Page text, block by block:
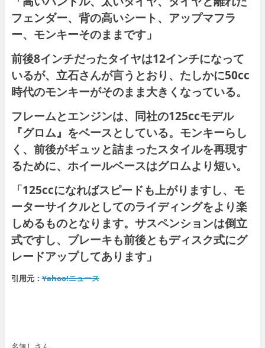
フェンダー、背の高いシート、アップマフラ
ー、モンキーそのままです」
前後8インチだったタイヤは12インチになって
いるが、立石さんが言うとおり、たしかに50cc
時代のモンキーがそのまま大きくなっている。
フレームとエンジンは、同社の125ccモデル
『グロム』をベースとしている。モンキーらし
く、前後がギュッと詰まったスタイルを再現す
るために、ホイールベースはグロムより短い。
「125ccになればスピードも上がりますし、モ
ーターサイクルとしてのライディングをより楽
しめるものとなります。サスペンションは倒立
式ですし、ブレーキも前後ともディスク式にグ
レードアップしてあります」
引用元： Yahoo!ニュース